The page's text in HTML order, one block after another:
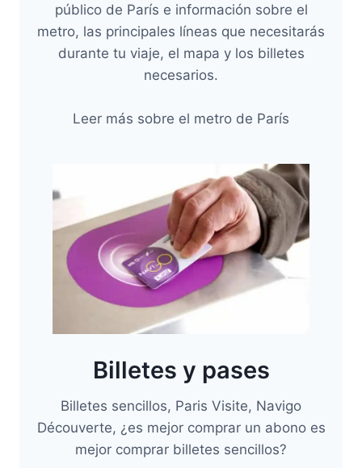
público de París e información sobre el
metro, las principales líneas que necesitarás
durante tu viaje, el mapa y los billetes
necesarios.
Leer más sobre el metro de París
Billetes y pases
Billetes sencillos, Paris Visite, Navigo
Découverte, ¿es mejor comprar un abono es
mejor comprar billetes sencillos?